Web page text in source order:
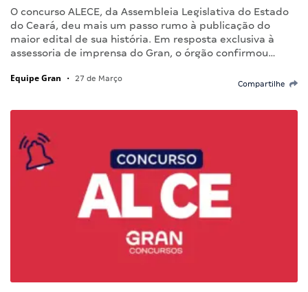
O concurso ALECE, da Assembleia Legislativa do Estado
do Ceará, deu mais um passo rumo à publicação do
maior edital de sua história. Em resposta exclusiva à
assessoria de imprensa do Gran, o órgão confirmou…
Equipe Gran • 27 de Março
Compartilhe